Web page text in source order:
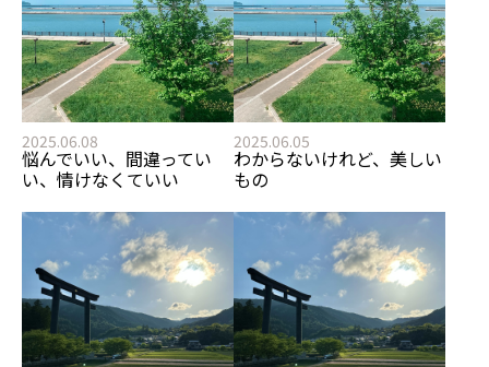
2025.06.08
悩んでいい、間違ってい
い、情けなくていい
2025.06.05
わからないけれど、美しい
もの